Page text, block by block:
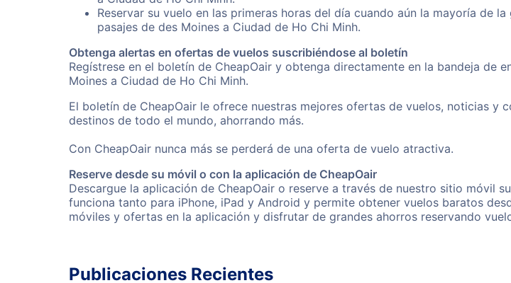
Reservar su vuelo en las primeras horas del día cuando aún la mayoría de
pasajes de des Moines a Ciudad de Ho Chi Minh.
Obtenga alertas en ofertas de vuelos suscribiéndose al boletín
Regístrese en el boletín de CheapOair y obtenga directamente en la bandeja de
Moines a Ciudad de Ho Chi Minh.
El boletín de CheapOair le ofrece nuestras mejores ofertas de vuelos, noticias y
destinos de todo el mundo, ahorrando más.
Con CheapOair nunca más se perderá de una oferta de vuelo atractiva.
Reserve desde su móvil o con la aplicación de CheapOair
Descargue la aplicación de CheapOair o reserve a través de nuestro sitio móvil
funciona tanto para iPhone, iPad y Android y permite obtener vuelos baratos
móviles y ofertas en la aplicación y disfrutar de grandes ahorros reservando
Publicaciones Recientes